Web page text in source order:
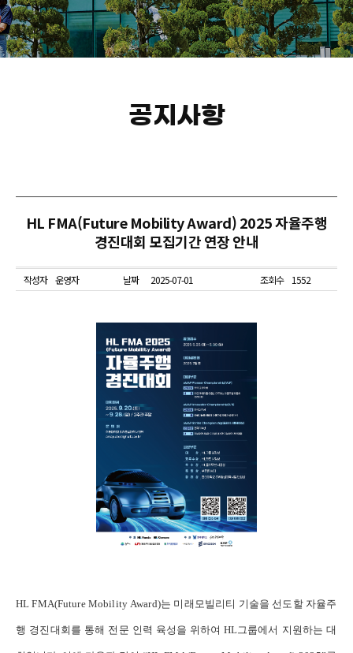
공지사항
HL FMA(Future Mobility Award) 2025 자율주행
경진대회 모집기간 연장 안내
작성자 운영자 날짜 2025-07-01 조회수 1552
HL FMA(Future Mobility Award)는 미래모빌리티 기술을 선도할 자율주
행 경진대회를 통해 전문 인력 육성을 위하여HL그룹에서 지원하는 대